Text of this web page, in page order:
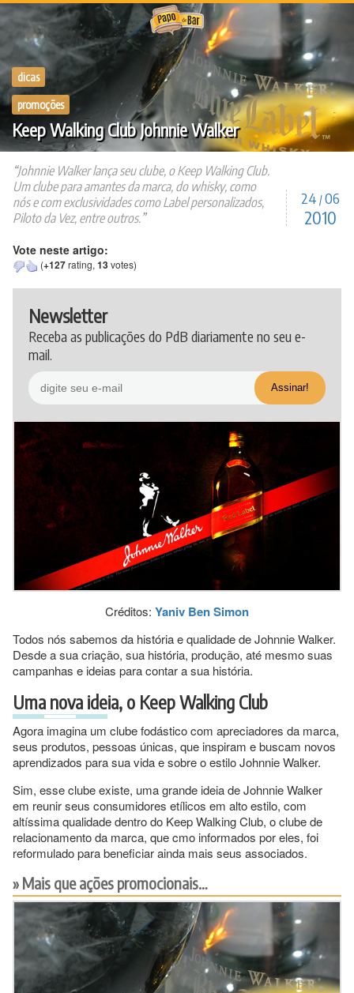
Ir
para
conteúdo
dicas
promoções
Keep Walking Club Johnnie Walker
24 /06
2010
Johnnie Walker lança seu clube, o Keep Walking Club.
Um clube para amantes da marca, do whisky, como
nós e com exclusividades como Label personalizados,
Piloto da Vez, entre outros.
Vote neste artigo:
(+127rating, 13votes)
Newsletter
Receba as publicações do PdB diariamente no seu e-
mail.
Créditos: Yaniv Ben Simon
Todos nós sabemos da história e qualidade de Johnnie Walker.
Desde a sua criação, sua história, produção, até mesmo suas
campanhas e ideias para contar a sua história.
Uma nova ideia, o Keep Walking Club
Agora imagina um clube fodástico com apreciadores da marca,
seus produtos, pessoas únicas, que inspiram e buscam novos
aprendizados para sua vida e sobre o estilo Johnnie Walker.
Sim, esse clube existe, uma grande ideia de Johnnie Walker
em reunir seus consumidores etílicos em alto estilo, com
altíssima qualidade dentro do Keep Walking Club, o clube de
relacionamento da marca, que cmo informados por eles, foi
reformulado para beneficiar ainda mais seus associados.
Mais que ações promocionais…